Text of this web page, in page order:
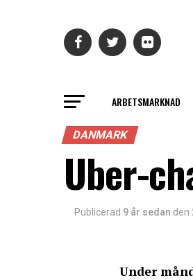
ARBETSMARKNAD
DANMARK
Uber-
Publicerad 9 år sedan den
Under